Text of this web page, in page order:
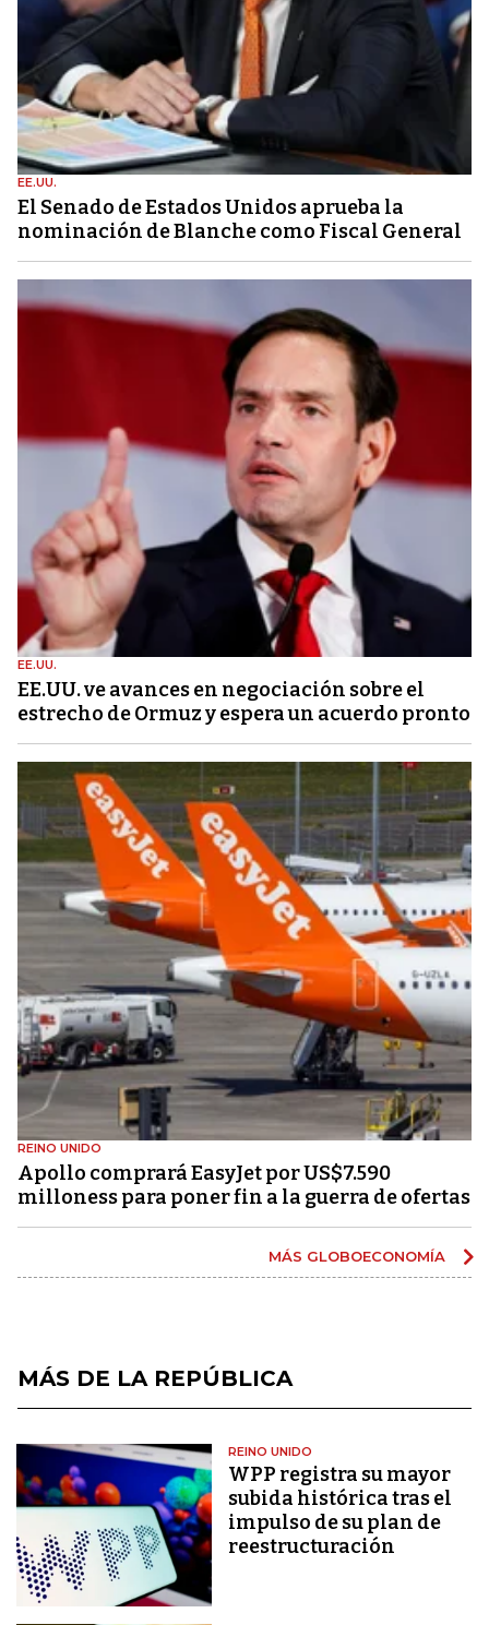
EE.UU.
El Senado de Estados Unidos aprueba la
nominación de Blanche como Fiscal General
EE.UU.
EE.UU. ve avances en negociación sobre el
estrecho de Ormuz y espera un acuerdo pronto
REINO UNIDO
Apollo comprará EasyJet por US$7.590
milloness para poner fin a la guerra de ofertas
MÁS GLOBOECONOMÍA
MÁS DE LA REPÚBLICA
REINO UNIDO
WPP registra su mayor
subida histórica tras el
impulso de su plan de
reestructuración